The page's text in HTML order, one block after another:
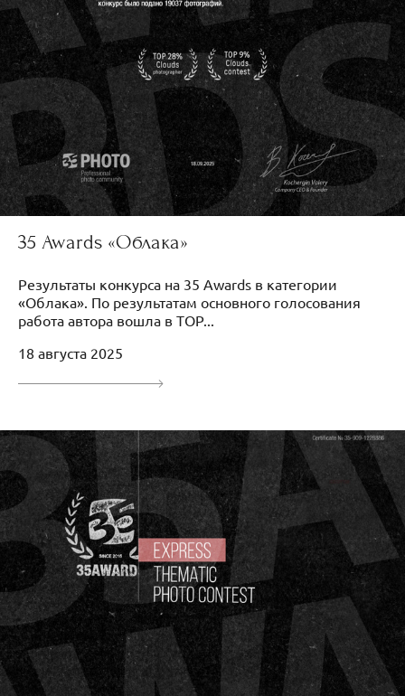
35 Awards «Облака»
Результаты конкурса на 35 Awards в категории
«Облака». По результатам основного голосования
работа автора вошла в TOP...
18 августа 2025